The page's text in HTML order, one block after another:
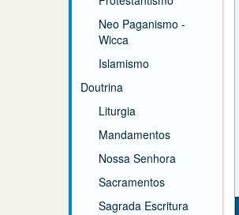
Neo Paganismo -
Wicca
Islamismo
Doutrina
Liturgia
Mandamentos
Nossa Senhora
Sacramentos
Sagrada Escritura